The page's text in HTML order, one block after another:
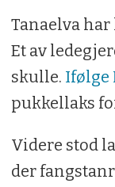
Tanaelva
Et av
skulle. Ifølge
pukkellaks
Videre stod
der